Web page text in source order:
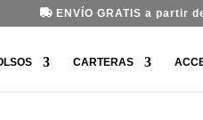
ENVÍO GRATIS a partir
CARTERAS